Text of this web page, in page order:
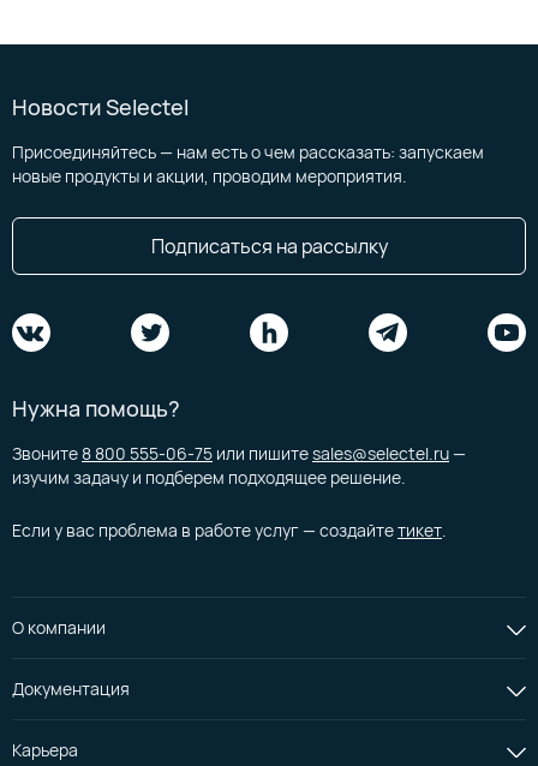
Новости Selectel
Присоединяйтесь — нам есть о чем рассказать: запускаем
новые продукты и акции, проводим мероприятия.
Подписаться на рассылку
Нужна помощь?
Звоните 8 800 555-06-75 или пишитеsales@selectel.ru—
изучим задачу и подберем подходящее решение.
Если у вас проблема в работе услуг — создайтетикет
О компании
Документация
Карьера